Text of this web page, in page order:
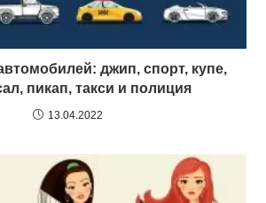
джип, спорт, купе,
пикап, такси и полиция
13.04.2022